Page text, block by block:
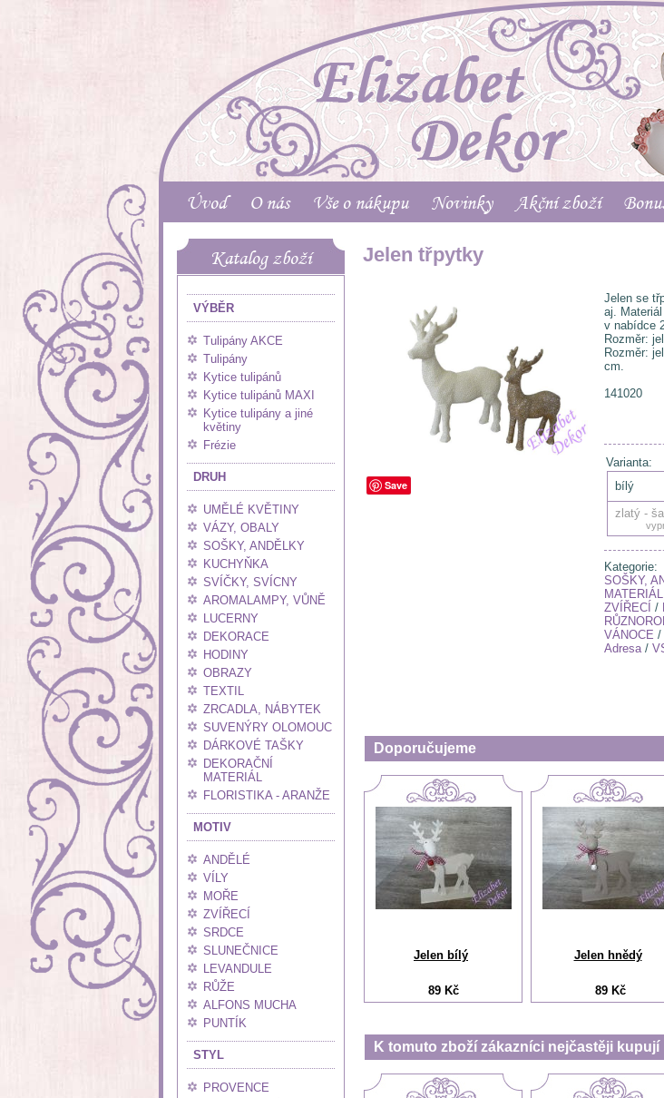
Úvod O nás Vše o nákupu Novinky Akční zboží
Katalog zboží
VÝBĚR
Tulipány AKCE
Tulipány
Kytice tulipánů
Kytice tulipánů MAXI
Kytice tulipány a jiné
květiny
Frézie
DRUH
UMĚLÉ KVĚTINY
VÁZY, OBALY
SOŠKY, ANDĚLKY
KUCHYŇKA
SVÍČKY, SVÍCNY
AROMALAMPY, VŮNĚ
LUCERNY
DEKORACE
HODINY
OBRAZY
TEXTIL
ZRCADLA, NÁBYTEK
SUVENÝRY OLOMOUC
DÁRKOVÉ TAŠKY
DEKORAČNÍ
MATERIÁL
FLORISTIKA - ARANŽE
MOTIV
ANDĚLÉ
VÍLY
MOŘE
ZVÍŘECÍ
SRDCE
SLUNEČNICE
LEVANDULE
RŮŽE
ALFONS MUCHA
PUNTÍK
STYL
PROVENCE
Jelen třpytky
Save
Jelen se
aj.
v nabídce
Rozměr:
Rozměr:
cm.
141020
Varianta:
bílý
zlatý -
Kategorie:
SOŠKY,
MATERIÁL
ZVÍŘECÍ /
VÁNOCE /
Adresa/
Doporučujeme
Jelen bílý
89 Kč
Jelen hnědý
89 Kč
K tomuto zboží zákazníci nejčastěji kupují